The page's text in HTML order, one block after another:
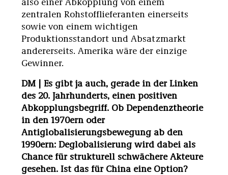
zentralen Rohstofflieferanten einerseits
sowie von einem wichtigen
Produktionsstandort und Absatzmarkt
andererseits. Amerika wäre der einzige
Gewinner.
DM | Es gibt ja auch, gerade in der Linken
des 20. Jahrhunderts, einen positiven
Abkopplungsbegriff. Ob Dependenztheorie
in den 1970ern oder
Antiglobalisierungsbewegung ab den
1990ern: Deglobalisierung wird dabei als
Chance für strukturell schwächere Akteure
gesehen. Ist das für China eine Option?